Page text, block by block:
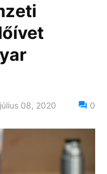
július 08, 2020 0